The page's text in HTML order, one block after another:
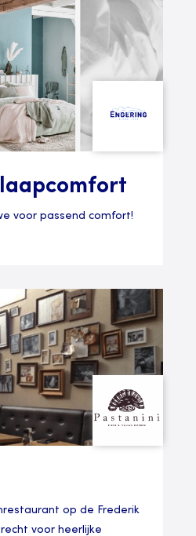
voor passend comfort!
op de Frederik
voor heerlijke